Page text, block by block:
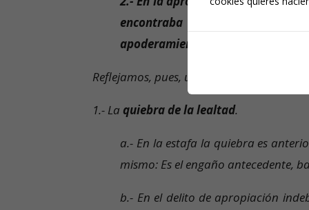
encontraba allí correcta pero
apoderamiento definitivo
Reflejamos, pues, una sistematización
1.- La quiebra de la lealtad.
a.- En la estafa la quiebra es
mismo: Es el engaño antecedente,
b.- En el delito de apropiación